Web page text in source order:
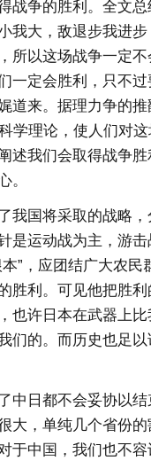
战争的胜利。全文
我大，敌退步我进
所以这场战争一定
一定会胜利，只不过
道来。据理力争的推
学理论，使人们对
述我们会取得战争
。
我国将采取的战略
是运动战为主，游
”，应团结广大农民
胜利。可见他把胜
也许日本在武器上
们的。而历史也足
中日都不会妥协以
大，单纯几个省份
于中国，我们也不容